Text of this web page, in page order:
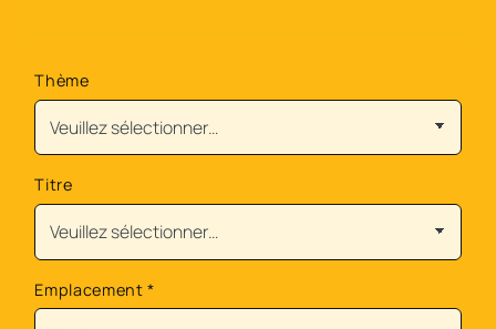
Thème
Titre
Emplacement*